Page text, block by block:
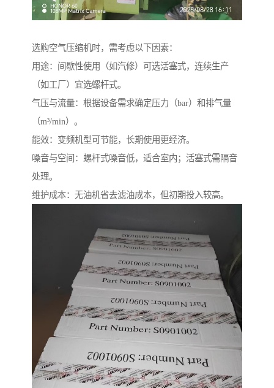
选购空气压缩机时，需考虑以下因素：
用途：间歇性使用（如汽修）可选活塞式，连续生产
（如工厂）宜选螺杆式。
气压与流量：根据设备需求确定压力（bar）和排气量
（m³/min）。
能效：变频机型可节能，长期使用更经济。
噪音与空间：螺杆式噪音低，适合室内；活塞式需隔音
处理。
维护成本：无油机省去滤油成本，但初期投入较高。